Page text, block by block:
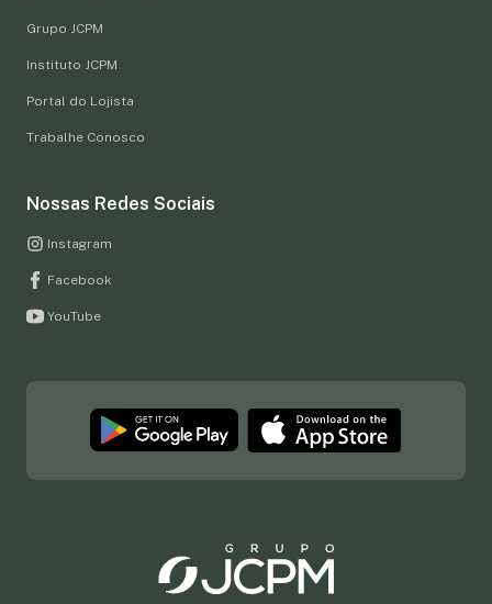
Grupo JCPM
Instituto JCPM
Portal do Lojista
Trabalhe Conosco
Nossas Redes Sociais
Instagram
Facebook
YouTube